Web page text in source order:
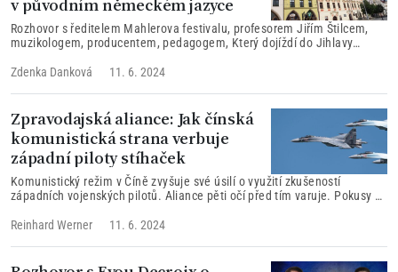
Rozhovor s ředitelem Mahlerova festivalu, profesorem Jiřím Štilcem,
muzikologem, producentem, pedagogem, Který dojíždí do Jihlavy
Zdenka Danková
11. 6. 2024
Zpravodajská aliance: Jak čínská
komunistická strana verbuje
západní piloty stíhaček
Komunistický režim v Číně zvyšuje své úsilí o využití zkušeností
západních vojenských pilotů. Aliance pěti očí před tím varuje. Pokusy o
obavám jsou také nejnovější čínská vývozní omezení.
Reinhard Werner 11. 6. 2024